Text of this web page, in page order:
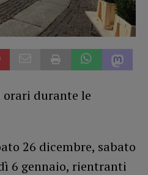
durante le
26 dicembre, sabato
6 gennaio, rientranti